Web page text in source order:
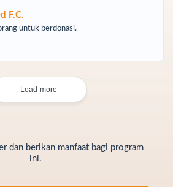
Allah dan hari kemudian..."
18)
serta membangun rumah Allah:
di surga."
(HR. Bukhari dan
F.C.
untuk berdonasi.
Load more
dan berikan manfaat bagi program
ini.